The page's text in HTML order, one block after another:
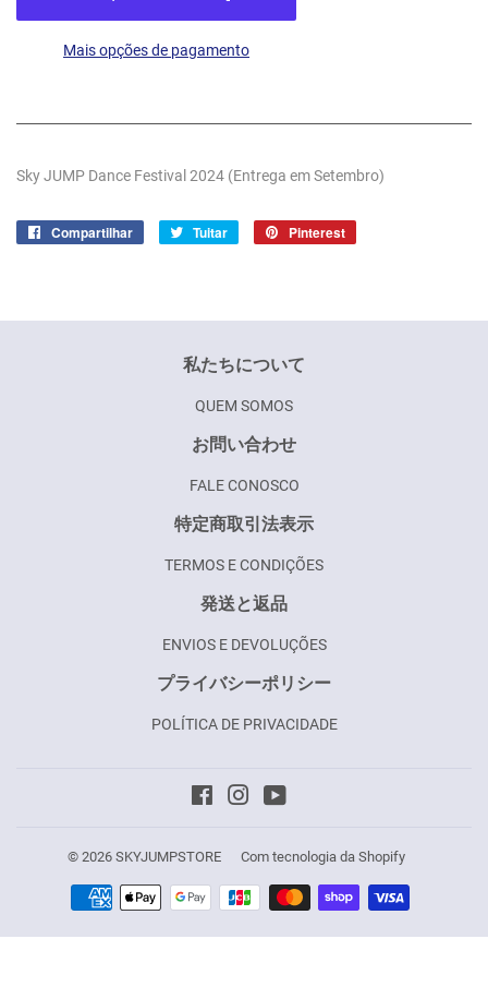
Mais opções de pagamento
Sky JUMP Dance Festival 2024 (Entrega em Setembro)
Compartilhar
Compartilhar
Tuitar Tuitar Pinterest
私たちについて
QUEM SOMOS
お問い合わせ
FALE CONOSCO
特定商取引法表示
TERMOS E CONDIÇÕES
発送と返品
ENVIOS E DEVOLUÇÕES
プライバシーポリシー
POLÍTICA DE PRIVACIDADE
FacebookInstagram
© 2026 SKYJUMPSTORE Com tecnologia da Shopify
Formas